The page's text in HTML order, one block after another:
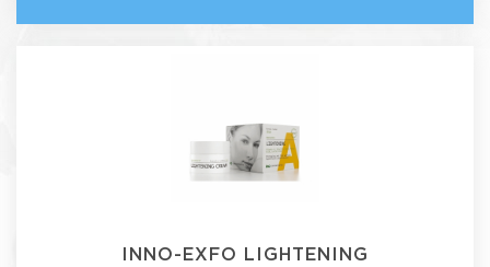
INNO-EXFO LIGHTENING